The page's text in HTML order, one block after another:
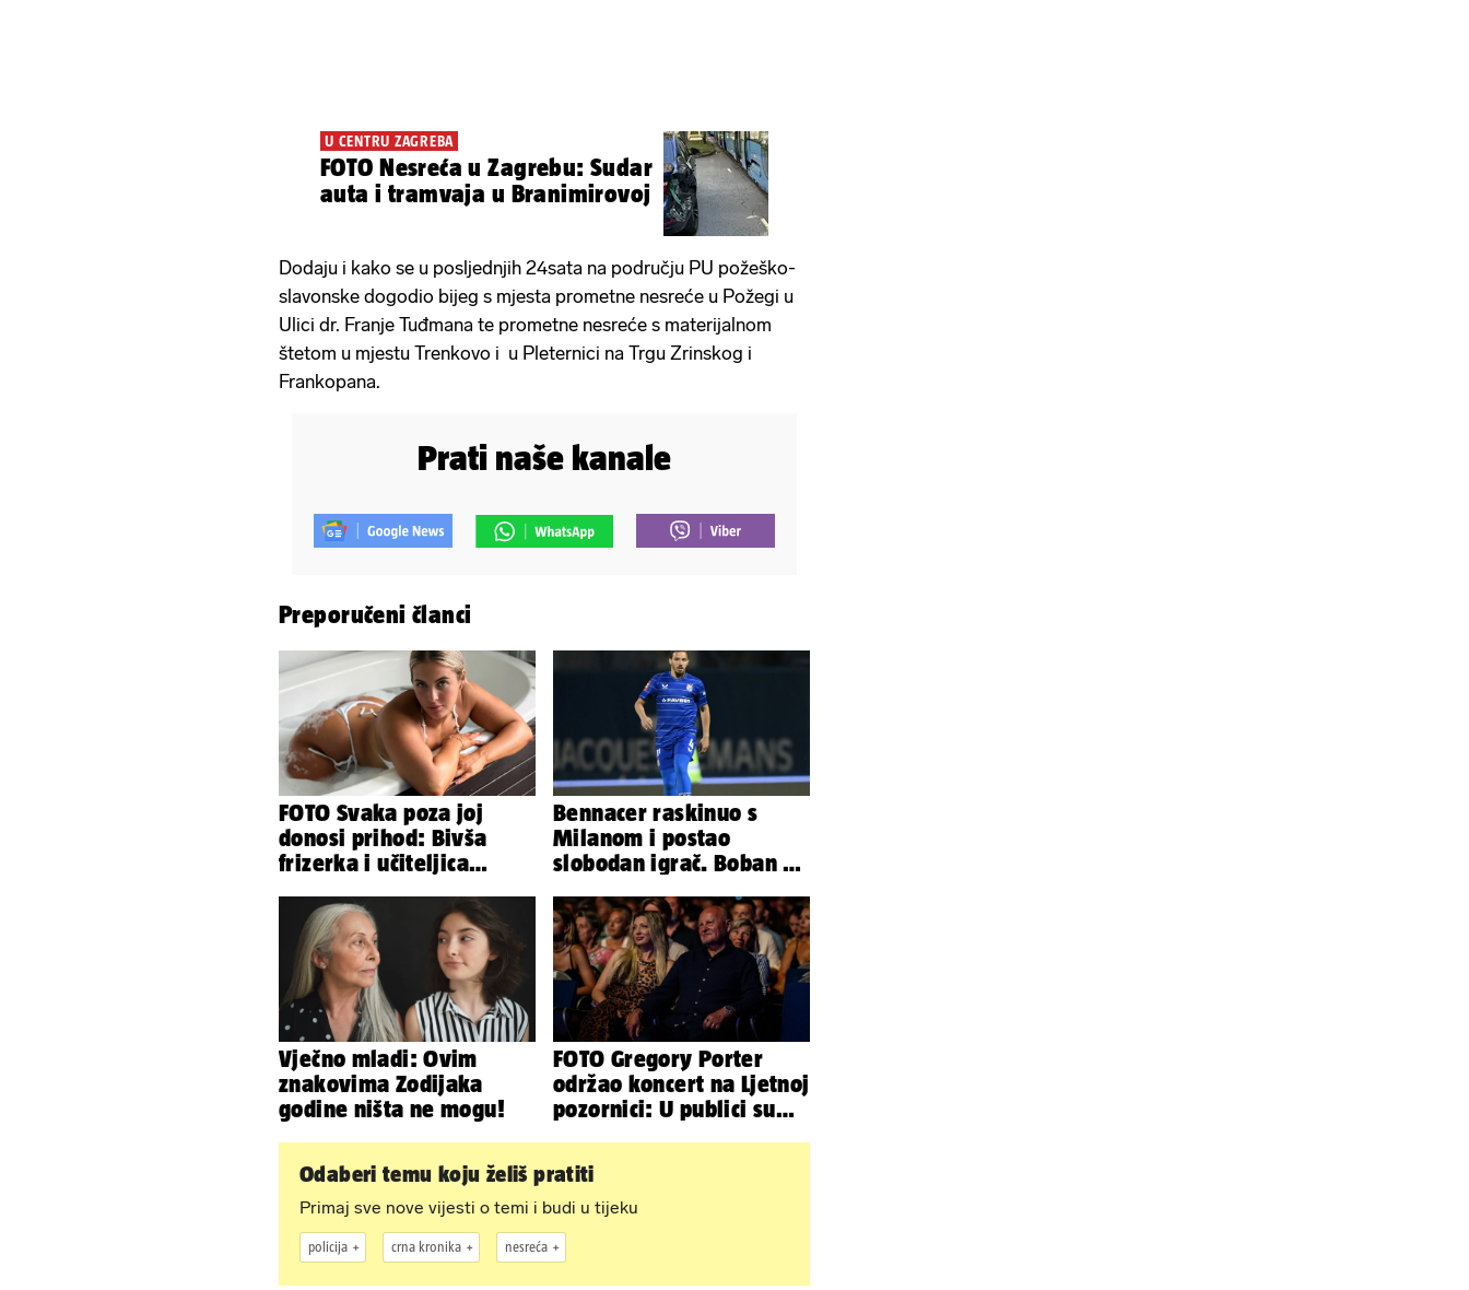
U CENTRU ZAGREBA
FOTO Nesreća u Zagrebu: Sudar
auta i tramvaja u Branimirovoj
Dodaju i kako se u posljednjih 24sata na području PU požeško-
slavonske dogodio bijeg s mjesta prometne nesreće u Požegi u
Ulici dr. Franje Tuđmana te prometne nesreće s materijalnom
štetom u mjestu Trenkovo i u Pleternici na Trgu Zrinskog i
Frankopana.
Prati naše kanale
Preporučeni članci
FOTO Svaka poza joj
donosi prihod: Bivša
frizerka i učiteljica
Instagram
Bennacer raskinuo s
Milanom i postao
slobodan igrač. Boban ga
Vječno mladi: Ovim
znakovima Zodijaka
godine ništa ne mogu!
FOTO Gregory Porter
održao koncert na Ljetnoj
pozornici: U publici su
Odaberi temu koju želiš pratiti
Primaj sve nove vijesti o temi i budi u tijeku
policija crna kronika nesreća